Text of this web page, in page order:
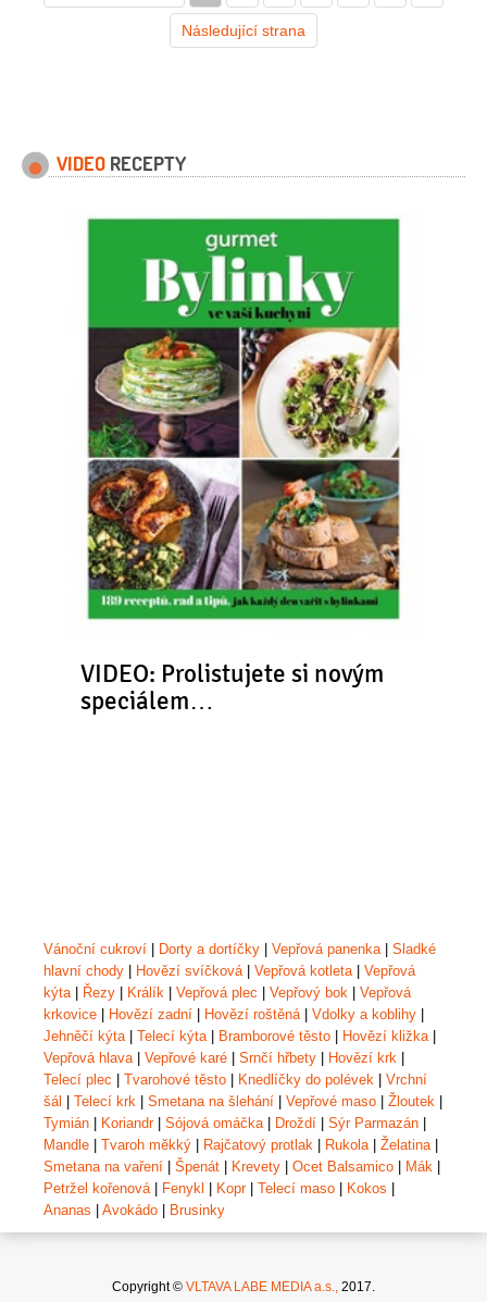
Následující strana
VIDEO RECEPTY
VIDEO: Prolistujete si novým
speciálem…
Vánoční cukroví Dorty a dortíčky Vepřová panenka| Sladké
hlavní chody
Hovězí svíčková| Vepřová kotleta| Vepřová
kýta| Řezy Králík Vepřová plec Vepřový bok
Vepřová
krkovice
Hovězí zadní Hovězí roštěná| Vdolky a koblihy
Jehněčí kýta| Telecí kýta| Bramborové těsto Hovězí kližka|
Vepřová hlava| Vepřové karé Srnčí hřbety Hovězí krk
Telecí plec
Tvarohové těsto Knedlíčky do polévek
Vrchní
šál
Telecí krk Smetana na šlehání Vepřové maso Žloutek
Tymián
Koriandr| Sójová omáčka| Droždí Sýr Parmazán
Mandle
Tvaroh měkký Rajčatový protlak Rukola| Želatina|
Smetana na vaření
Špenát Krevety Ocet Balsamico Mák
Petržel kořenová| Fenykl Kopr| Telecí maso Kokos
Ananas
Avokádo Brusinky
Copyright © VLTAVA LABE MEDIA a.s., 2017.